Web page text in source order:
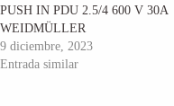
PUSH IN PDU 2.5/4 600 V 30A
WEIDMÜLLER
9 diciembre, 2023
Entrada similar